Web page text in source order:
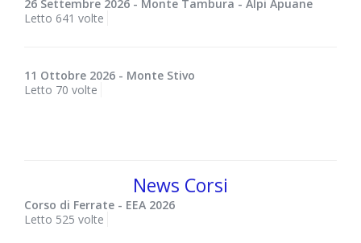
26 Settembre 2026 - Monte Tambura - Alpi Apuane
Letto 641 volte
11 Ottobre 2026 - Monte Stivo
Letto 70 volte
News Corsi
Corso di Ferrate - EEA 2026
Letto 525 volte